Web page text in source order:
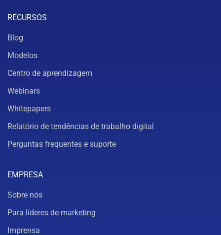
RECURSOS
Blog
Modelos
Centro de aprendizagem
Webinars
Whitepapers
Relatório de tendências de trabalho digital
Perguntas frequentes e suporte
EMPRESA
Sobre nós
Para líderes de marketing
Imprensa